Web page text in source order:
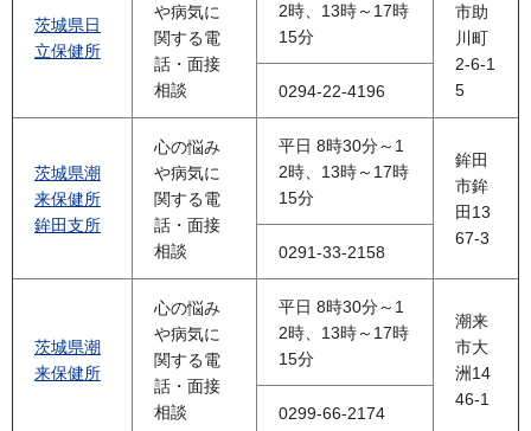
茨城県日
立保健所
や病気に
関する電
話・面接
相談
2時、13時～17時
15分
市助
川町
2-6-1
5
0294-22-4196
茨城県潮
来保健所
鉾田支所
心の悩み
や病気に
関する電
話・面接
相談
平日 8時30分～1
2時、13時～17時
15分
鉾田
市鉾
田13
67-3
0291-33-2158
茨城県潮
来保健所
心の悩み
や病気に
関する電
話・面接
相談
平日 8時30分～1
2時、13時～17時
15分
潮来
市大
洲14
46-1
0299-66-2174